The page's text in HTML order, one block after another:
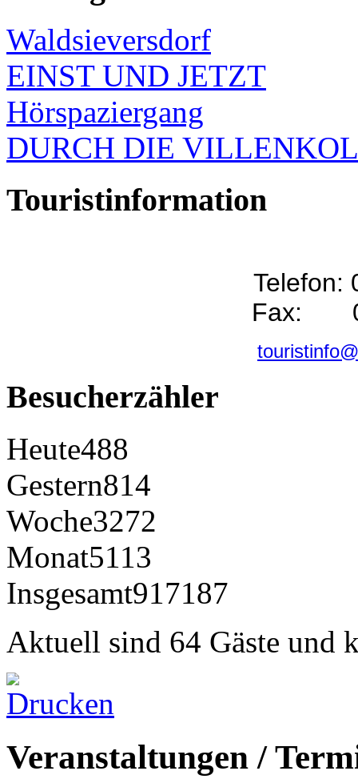
Waldsieversdorf
EINST UND JETZT
Hörspaziergang
DURCH DIE
Touristinformation
Telefon:
Fax:
Besucherzähler
Heute488
Gestern814
Woche3272
Monat5113
Insgesamt917187
Aktuell sind 64 Gäste und
Veranstaltungen /